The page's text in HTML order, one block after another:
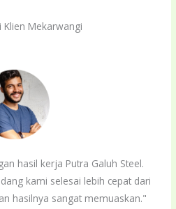
Klien Mekarwangi
hasil kerja Putra Galuh Steel.
kami selesai lebih cepat dari
hasilnya sangat memuaskan."